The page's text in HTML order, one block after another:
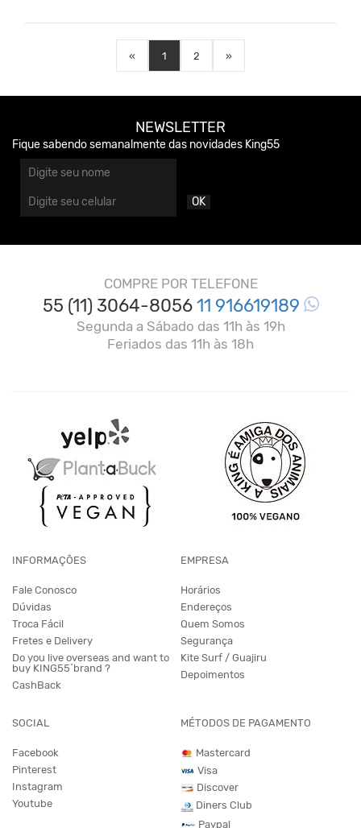
« 1 2 »
NEWSLETTER
Fique sabendo semanalmente das novidades King55
OK
COMPRE POR TELEFONE
55 (11) 3064-805611 916619189
Segunda a Sábado das 11h às 19h
Feriados das 11h às 18h
INFORMAÇÕES
Fale Conosco
Dúvidas
Troca Fácil
Fretes e Delivery
Do you live overseas and want to
buy KING55´brand ?
CashBack
EMPRESA
Horários
Endereços
Quem Somos
Segurança
Kite Surf / Guajiru
Depoimentos
SOCIAL
Facebook
Pinterest
Instagram
Youtube
MÉTODOS DE PAGAMENTO
Mastercard
Visa
Discover
Diners Club
Paypal